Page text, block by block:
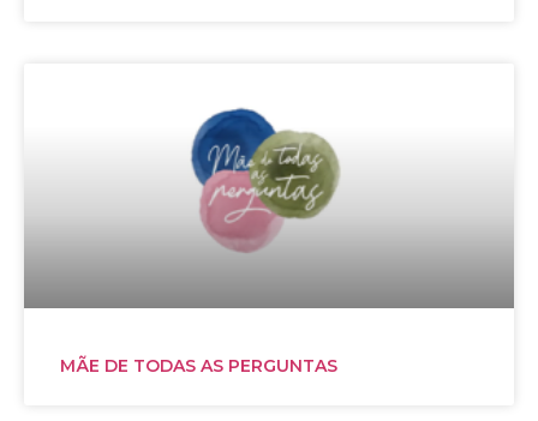
MÃE DE TODAS AS PERGUNTAS